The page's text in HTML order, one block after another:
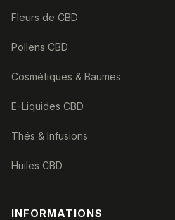
Fleurs de CBD
Pollens CBD
Cosmétiques & Baumes
E-Liquides CBD
Thés & Infusions
Huiles CBD
INFORMATIONS